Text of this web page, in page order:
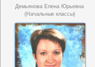
Демьянова Елена Юрьевна
(начальные классы)